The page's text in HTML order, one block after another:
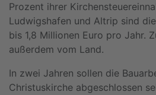
Prozent ihrer
Ludwigshafen und Altrip sind
bis 1,8 Millionen Euro pro Jahr.
außerdem vom Land.
In zwei Jahren sollen die
Christuskirche abgeschlossen